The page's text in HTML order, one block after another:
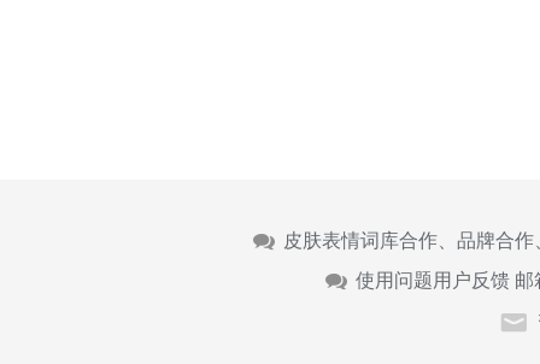
皮肤表情词库合作、品牌合
使用问题用户反馈 邮